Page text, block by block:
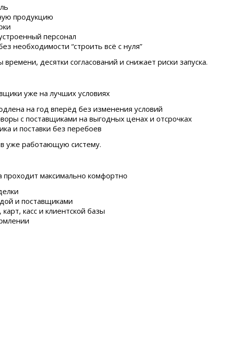
продукцию
персонал
необходимости “строить всё с нуля”
десятки согласований и снижает риски запуска.
уже на лучших условиях
на год вперёд без изменения условий
с поставщиками на выгодных ценах и отсрочках
и поставки без перебоев
уже работающую систему.
проходит максимально комфортно
и поставщиками
касс и клиентской базы